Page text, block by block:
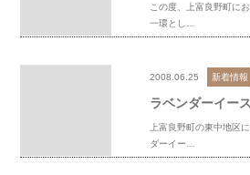
この度、上富良野町に
一環とし…
2008.06.25 新着情報
ラベンダーイー
上富良野町の東中地区
ダーイー…